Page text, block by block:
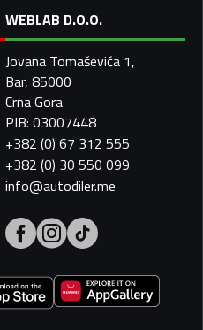
WEBLAB D.O.O.
Jovana Tomaševića 1,
Bar, 85000
Crna Gora
PIB: 03007448
+382 (0) 67 312 555
+382 (0) 30 550 099
info@autodiler.me